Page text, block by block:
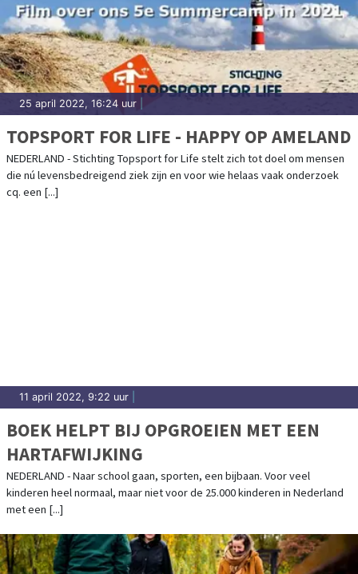
25 april 2022, 16:24 uur
TOPSPORT FOR LIFE - HAPPY OP AMELAND
NEDERLAND - Stichting Topsport for Life stelt zich tot doel om mensen
die nú levensbedreigend ziek zijn en voor wie helaas vaak onderzoek
cq. een [...]
11 april 2022, 9:22 uur
BOEK HELPT BIJ OPGROEIEN MET EEN
HARTAFWIJKING
NEDERLAND - Naar school gaan, sporten, een bijbaan. Voor veel
kinderen heel normaal, maar niet voor de 25.000 kinderen in Nederland
met een [...]